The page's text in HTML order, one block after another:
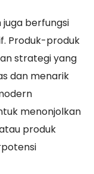
berfungsi
Produk-produk
strategi yang
dan menarik
menonjolkan
produk